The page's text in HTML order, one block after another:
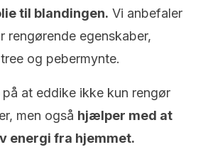
til blandingen. Vi anbefaler
rengørende egenskaber,
og pebermynte.
at eddike ikke kun rengør
men også hjælper med at
energi fra hjemmet.